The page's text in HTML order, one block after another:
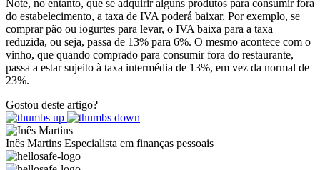
Note, no entanto, que se adquirir alguns produtos para consumir fora
do estabelecimento, a taxa de IVA poderá baixar. Por exemplo, se
comprar pão ou iogurtes para levar, o IVA baixa para a taxa
reduzida, ou seja, passa de 13% para 6%. O mesmo acontece com o
vinho, que quando comprado para consumir fora do restaurante,
passa a estar sujeito à taxa intermédia de 13%, em vez da normal de
23%.
Gostou deste artigo?
Inês Martins Especialista em finanças pessoais